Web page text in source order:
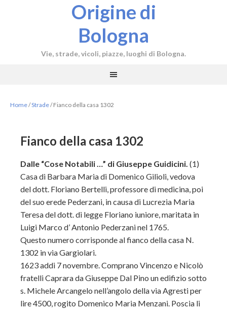
Origine di
Bologna
Vie, strade, vicoli, piazze, luoghi di Bologna.
Home/Strade/Fianco della casa 1302
Fianco della casa 1302
Dalle “Cose Notabili …” di Giuseppe Guidicini. (1)
Casa di Barbara Maria di Domenico Gilioli, vedova
del dott. Floriano Bertelli, professore di medicina, poi
del suo erede Pederzani, in causa di Lucrezia Maria
Teresa del dott. di legge Floriano iuniore, maritata in
Luigi Marco d’ Antonio Pederzani nel 1765.
Questo numero corrisponde al fianco della casa N.
1302 in via Gargiolari.
1623 addi 7 novembre. Comprano Vincenzo e Nicolò
fratelli Caprara da Giuseppe Dal Pino un edifizio sotto
s. Michele Arcangelo nell’angolo della via Agresti per
lire 4500, rogito Domenico Maria Menzani. Poscia li